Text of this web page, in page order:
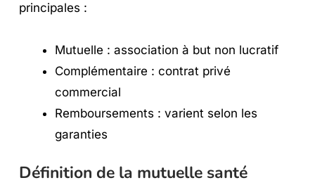
principales :
Mutuelle : association à but non lucratif
Complémentaire : contrat privé
commercial
Remboursements : varient selon les
garanties
Définition de la mutuelle santé